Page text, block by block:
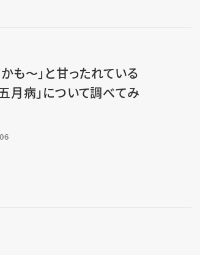
も〜」と甘ったれている
月病」について調べてみ